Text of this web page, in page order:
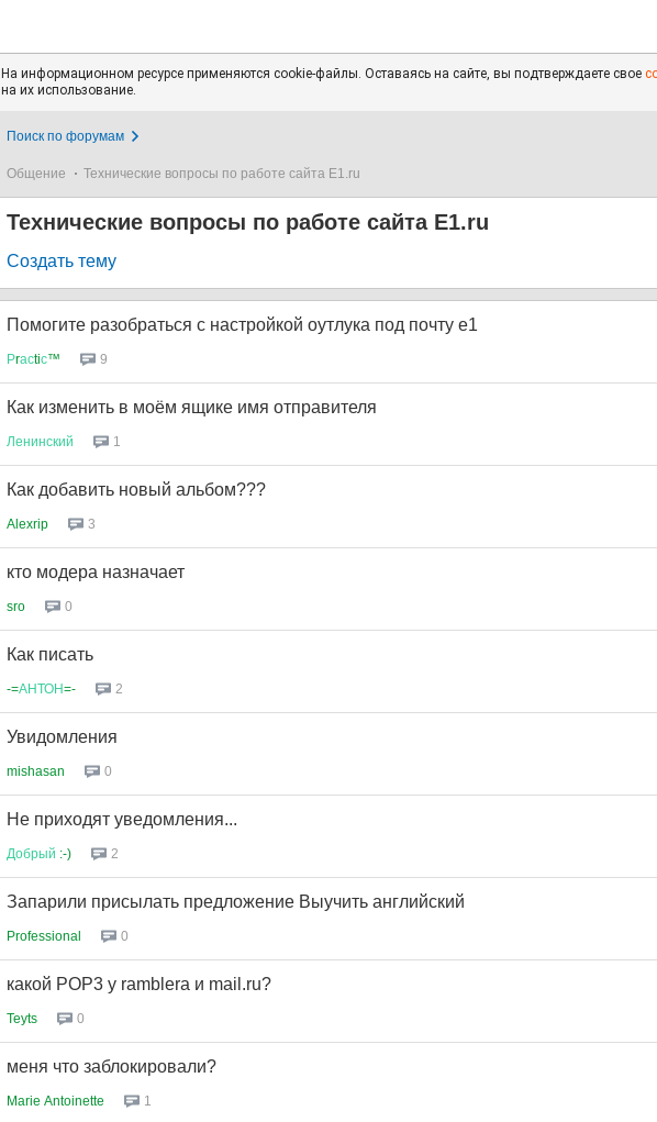
На информационном ресурсе применяются cookie-файлы. Оставаясь на сайте, вы подтверждаете свое
на их использование.
Поиск по форумам
Общение Технические вопросы по работе сайта E1.ru
Технические вопросы по работе сайта E1.ru
Создать тему
Помогите разобраться с настройкой оутлука под почту е1
Рrасtiс™ 9
Как изменить в моём ящике имя отправителя
Ленинский 1
Как добавить новый альбом???
Alexrip 3
кто модера назначает
sro 0
Как писать
-=АНТОН=- 2
Увидомления
mishasan 0
Не приходят уведомления...
Добрый :-) 2
Запарили присылать предложение Выучить английский
Professional 0
какой POP3 у ramblera и mail.ru?
Teyts 0
меня что заблокировали?
Marie Antoinette 1